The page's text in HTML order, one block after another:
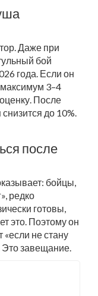
Даже при
бой
года. Если он
максимум 3–4
После
до 10%.
после
бойцы,
редко
готовы,
это. Поэтому он
«если не стану
Это завещание.